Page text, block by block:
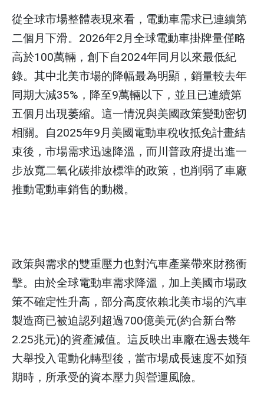
從全球市場整體表現來看，電動車需求已連續第
二個月下滑。2026年2月全球電動車掛牌量僅略
高於100萬輛，創下自2024年同月以來最低紀
錄。其中北美市場的降幅最為明顯，銷量較去年
同期大減35%，降至9萬輛以下，並且已連續第
五個月出現萎縮。這一情況與美國政策變動密切
相關。自2025年9月美國電動車稅收抵免計畫結
束後，市場需求迅速降溫，而川普政府提出進一
步放寬二氧化碳排放標準的政策，也削弱了車廠
推動電動車銷售的動機。
政策與需求的雙重壓力也對汽車產業帶來財務衝
擊。由於全球電動車需求降溫，加上美國市場政
策不確定性升高，部分高度依賴北美市場的汽車
製造商已被迫認列超過700億美元(約合新台幣
2.25兆元)的資產減值。這反映出車廠在過去幾年
大舉投入電動化轉型後，當市場成長速度不如預
期時，所承受的資本壓力與營運風險。